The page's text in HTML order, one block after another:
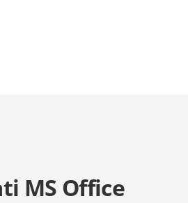
MS Office